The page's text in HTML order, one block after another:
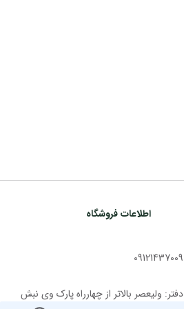
اطلاعات فروشگاه
09121437009
دفتر: ولیعصر بالاتر از چهارراه پارک وی نبش